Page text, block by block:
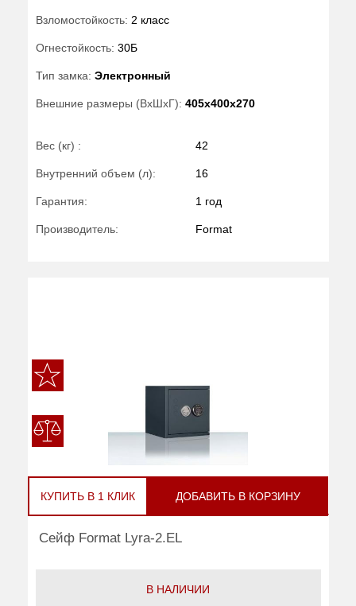
Взломостойкость: 2 класс
Огнестойкость: 30Б
Тип замка: Электронный
Внешние размеры (ВхШхГ): 405x400x270
Вес (кг) : 42
Внутренний объем (л): 16
Гарантия: 1 год
Производитель: Format
КУПИТЬ В 1 КЛИК ДОБАВИТЬ В КОРЗИНУ
Сейф Format Lyra-2.EL
В НАЛИЧИИ